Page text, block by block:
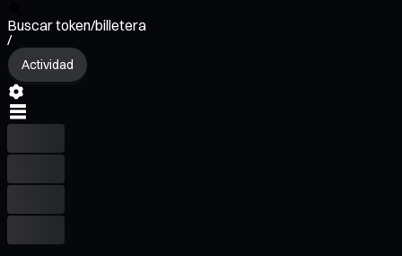
Buscar token/billetera
/
Actividad